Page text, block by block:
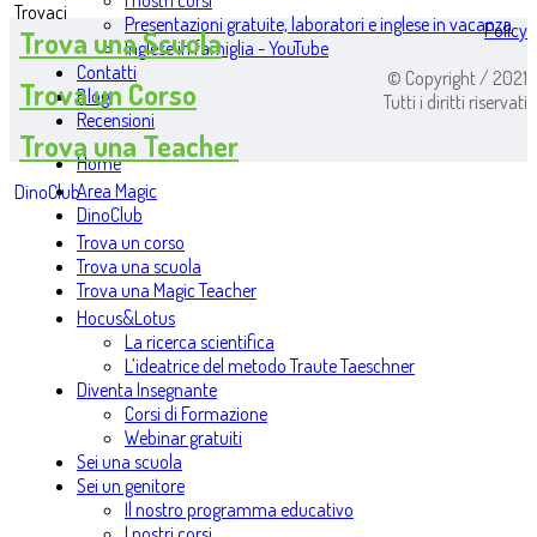
Presentazioni gratuite, laboratori e inglese in vacanza
Inglese in famiglia - YouTube
Contatti
Blog
Recensioni
Home
Area Magic
DinoClub
Trova un corso
Trova una scuola
Trova una Magic Teacher
Hocus&Lotus
La ricerca scientifica
L’ideatrice del metodo Traute Taeschner
Diventa Insegnante
Corsi di Formazione
Webinar gratuiti
Sei una scuola
Sei un genitore
Il nostro programma educativo
Trovaci
Trova una Scuola
Trova un Corso
Trova una Teacher
DinoClub
Policy
© Copyright / 2021
Tutti i diritti riservati